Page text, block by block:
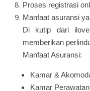
Proses registrasi
Manfaat asuransi
Di kutip dari
memberikan
Manfaat Asuransi:
Kamar &
Kamar